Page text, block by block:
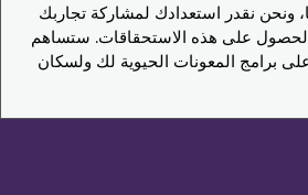
ونحن نقدر استعدادك لمشاركة تجاربك
على هذه الاستحقاقات. ستساهم
برامج المعونات الحيوية لك ولسكان